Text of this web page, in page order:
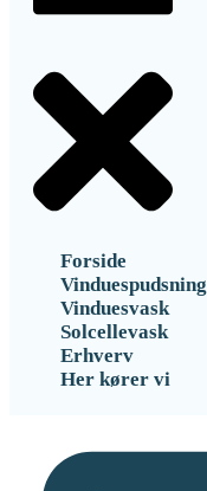
Forside
Vinduespudsning
Vinduesvask
Solcellevask
Erhverv
Her kører vi